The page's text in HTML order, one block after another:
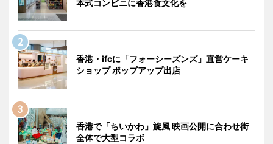
本式コンビニに香港食文化を
香港・ifcに「フォーシーズンズ」直営ケーキ
ショップ ポップアップ出店
香港で「ちいかわ」旋風 映画公開に合わせ街
全体で大型コラボ